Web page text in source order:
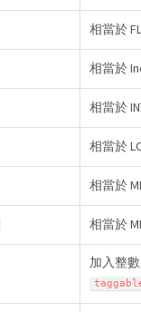
相當於
相當於
相當於
相當於
相當於
相當於
加入整數